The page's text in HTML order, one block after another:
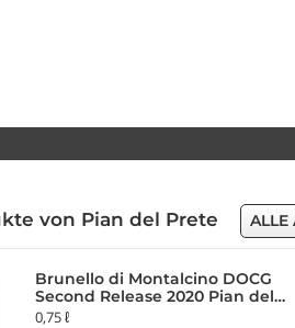
von Pian del Prete ALLE
Brunello di Montalcino DOCG
Second Release 2020 Pian del
Prete
0,75 ℓ